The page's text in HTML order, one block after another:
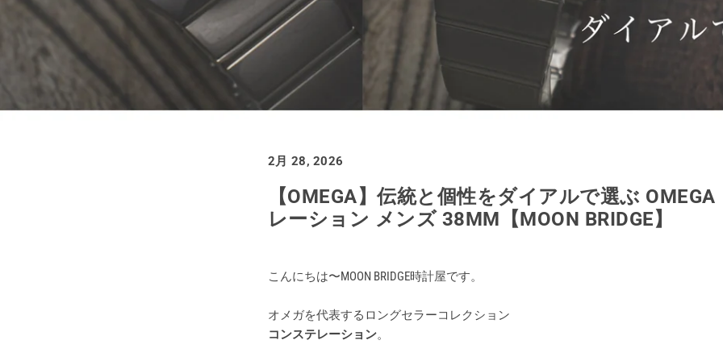
買取価格例一覧
最新ニュース
ご利用ガイド
2月 28, 2026
【OMEGA】伝統と個性をダイアルで選ぶ
レーション メンズ 38MM【MOON BRIDGE】
こんにちは〜MOON BRIDGE時計屋です。
オメガを代表するロングセラーコレクション
コンステレーション。